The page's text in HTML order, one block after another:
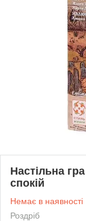
Настільна
спокій
Немає в наявності
Роздріб